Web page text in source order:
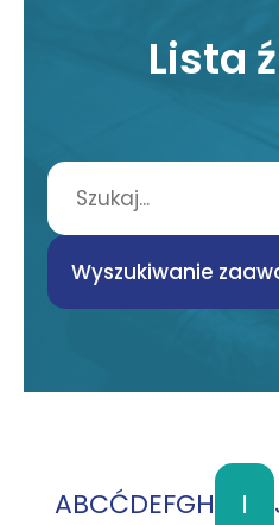
Lista
Wyszukiwanie
ABCĆDEFGH I